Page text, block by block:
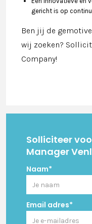
gericht is op
Ben jij de
wij zoeken?
Company!
Solliciteer
Manager
Naam*
Email adres*